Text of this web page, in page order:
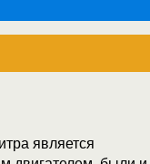
является